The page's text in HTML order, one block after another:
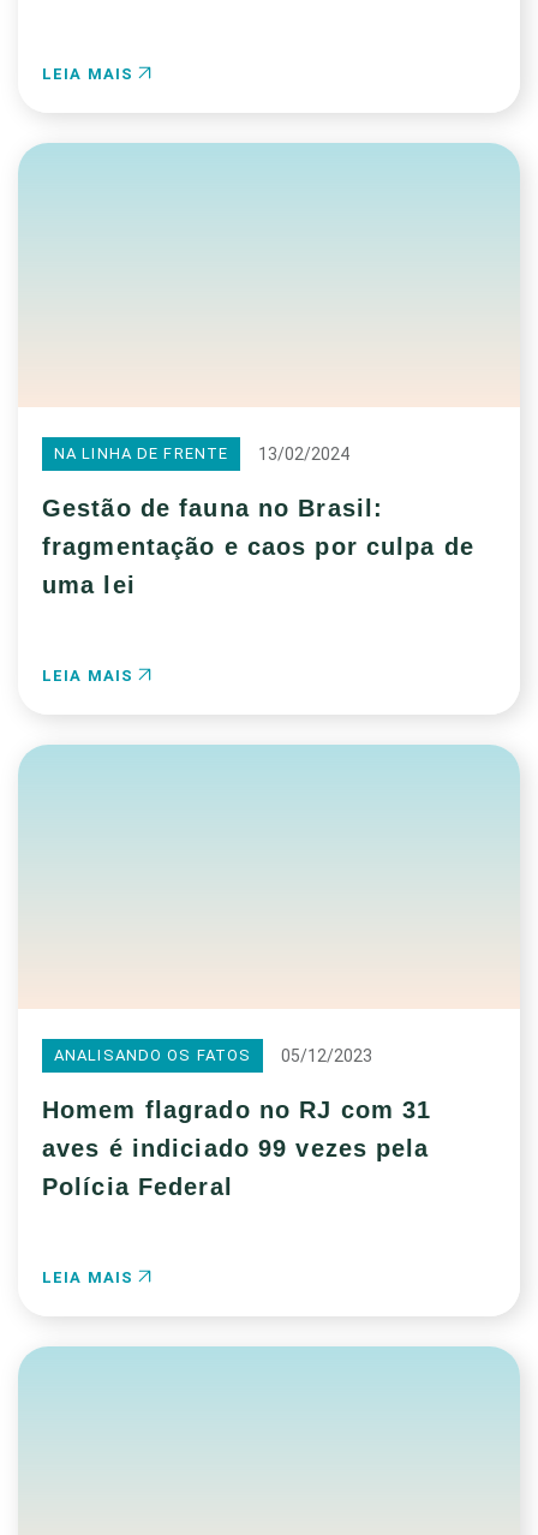
LEIA MAIS
NA LINHA DE FRENTE 13/02/2024
Gestão de fauna no Brasil:
fragmentação e caos por culpa de
uma lei
LEIA MAIS
ANALISANDO OS FATOS 05/12/2023
Homem flagrado no RJ com 31
aves é indiciado 99 vezes pela
Polícia Federal
LEIA MAIS